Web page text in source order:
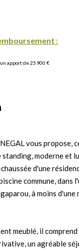
:
apport de 25 900 €
vous propose,
moderne et
d'une
commune, dans
à moins d'une
meublé, il
un agréable